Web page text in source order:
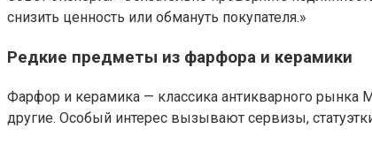
снизить ценность или обмануть покупателя.»
Редкие предметы из фарфора и керамики
Фарфор и керамика — классика антикварного рынка
другие. Особый интерес вызывают сервизы,